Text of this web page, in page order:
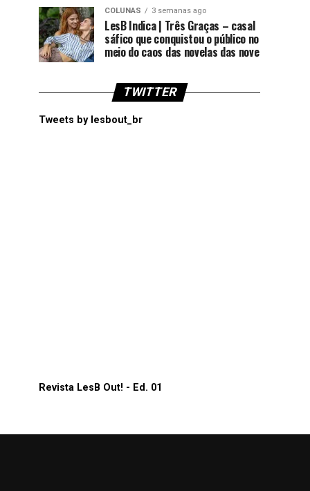
COLUNAS 3 semanas ago
LesB Indica | Três Graças – casal
sáfico que conquistou o público no
meio do caos das novelas das nove
TWITTER
Tweets by lesbout_br
Revista LesB Out! - Ed. 01